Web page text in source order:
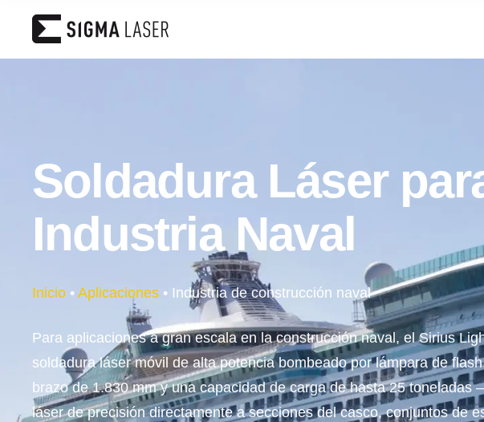
Soldadura Láser
Industria Naval
Inicio • Aplicaciones • Industria de construcción naval
Para aplicaciones a gran escala en la construcción naval, el Sirius
soldadura láser móvil de alta potencia bombeado por lámpara de
brazo de 1.830 mm y una capacidad de carga de hasta 25 toneladas
láser de precisión directamente a secciones del casco, conjuntos de